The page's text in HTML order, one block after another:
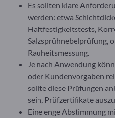
Es sollten klare
werden: etwa
Haftfestigkeitstests,
Salzsprühnebelprüfung,
Rauheitsmessung.
Je nach Anwendung
oder Kundenvorgaben
sollte diese Prüfungen
sein, Prüfzertifikate
Eine enge Abstimmung